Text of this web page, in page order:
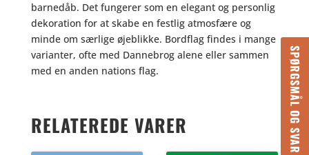
SPØRGSMÅL OG SVAR
barnedåb. Det fungerer som en elegant og personlig
dekoration for at skabe en festlig atmosfære og
minde om særlige øjeblikke. Bordflag findes i mange
varianter, ofte med Dannebrog alene eller sammen
med en anden nations flag.
RELATEREDE VARER